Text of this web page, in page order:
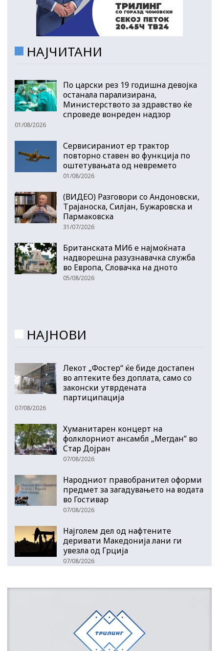
НАЈЧИТАНИ
По царски рез 19 годишна девојка
останала парализирана,
Министерството за здравство ќе
спроведе вонреден надзор
01/08/2026
Сервисираниот ер трактор
повторно ставен во функција по
оштетувањата од невремето
01/08/2026
(ВИДЕО) Разговори со Андоновски,
Трајаноска, Силјан, Бужаровска и
Пармаковска
31/07/2026
Британската МИ6 е најмоќната
надворешна разузнавачка служба
во Европа, Словачка на дното
05/08/2026
НАЈНОВИ
Лекот „Фостер“ ќе биде достапен
во аптеките без доплата, само со
законски утврдената
партиципација
07/08/2026
Хуманитарен концерт на
фолклорниот ансамбл „Мегдан” во
Стар Дојран
07/08/2026
Народниот правобранител оформи
предмет за загадувањето на водата
во Гостивар
07/08/2026
Најголем дел од нафтените
деривати Македонија лани ги
увезла од Грција
07/08/2026